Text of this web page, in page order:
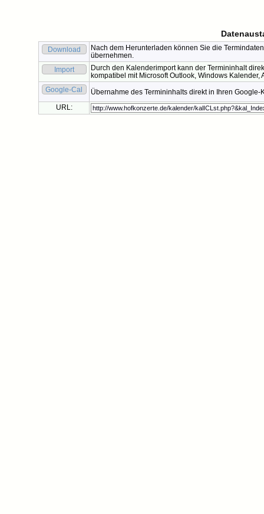
Download
Nach dem Herunterladen können Sie die
übernehmen.
Import
Durch den Kalenderimport kann der Termininhalt
kompatibel mit Microsoft Outlook, Windows
Google-Cal
Übernahme des Termininhalts direkt in Ihren Google-
URL: